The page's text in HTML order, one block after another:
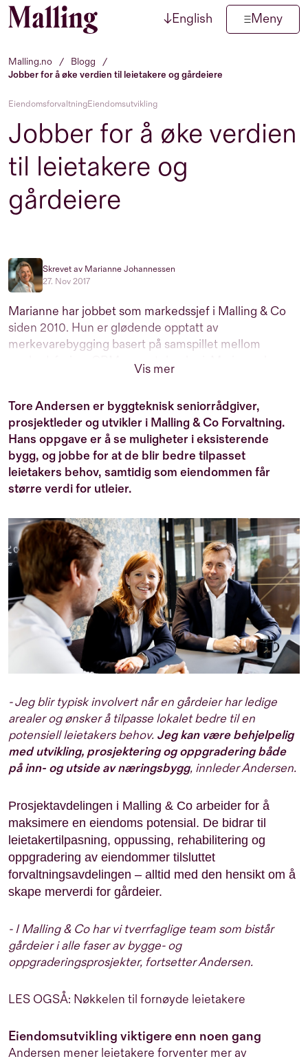
Hopp til innhold ↓English Meny
Malling.no / Blogg
/
Jobber for å øke verdien til leietakere og gårdeiere
EiendomsforvaltningEiendomsutvikling
Jobber for å øke verdien
til leietakere og
gårdeiere
Skrevet av Marianne Johannessen
27. Nov 2017
Marianne har jobbet som markedssjef i Malling & Co
siden 2010. Hun er glødende opptatt av
merkevarebygging basert på samspillet mellom
markedsføring, CRM og ny teknologi. Marianne har
over 25 års erfaring med markedsføring av
og er verdens første kvinnelige metningsdykker. Når
hun ikke tenker på markedsføring, er hun engasjert i
byutvikling, ny teknologi og kultur.
Vis mer
Tore Andersen er byggteknisk seniorrådgiver,
prosjektleder og utvikler i Malling & Co Forvaltning.
Hans oppgave er å se muligheter i eksisterende
bygg, og jobbe for at de blir bedre tilpasset
leietakers behov, samtidig som eiendommen får
større verdi for utleier.
- Jeg blir typisk involvert når en gårdeier har ledige
arealer og ønsker å tilpasse lokalet bedre til en
potensiell leietakers behov. Jeg kan være behjelpelig
med utvikling, prosjektering og oppgradering både
på inn- og utside av næringsbygg, innleder Andersen.
Prosjektavdelingen i Malling & Co arbeider for å
maksimere en eiendoms potensial. De bidrar til
leietakertilpasning, oppussing, rehabilitering og
oppgradering av eiendommer tilsluttet
forvaltningsavdelingen – alltid med den hensikt om å
skape merverdi for gårdeier.
- I Malling & Co har vi tverrfaglige team som bistår
gårdeier i alle faser av bygge- og
oppgraderingsprosjekter, fortsetter Andersen.
LES OGSÅ: Nøkkelen til fornøyde leietakere
Eiendomsutvikling viktigere enn noen gang
Andersen mener leietakere forventer mer av